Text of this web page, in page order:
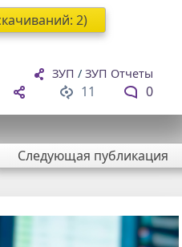
2)
ЗУП / ЗУП Отчеты
11 0
Следующая публикация